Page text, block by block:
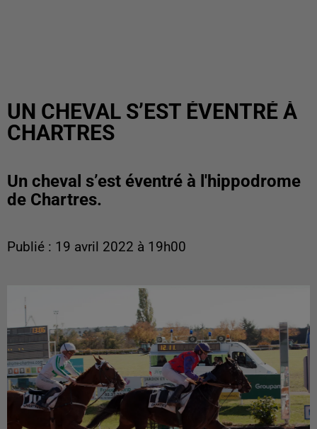
UN CHEVAL S’EST ÉVENTRÉ À
CHARTRES
Un cheval s’est éventré à l'hippodrome
de Chartres.
Publié : 19 avril 2022 à 19h00